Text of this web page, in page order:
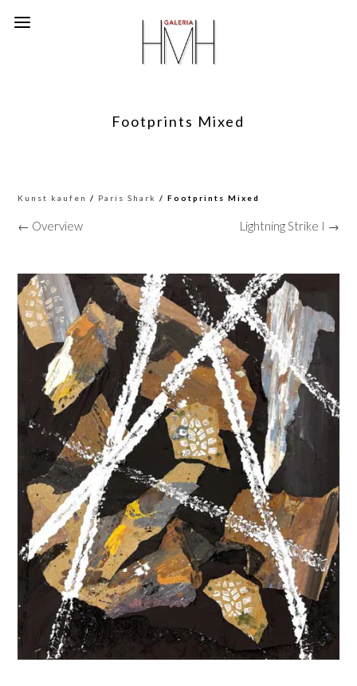
Footprints Mixed
Kunst kaufen / Paris Shark / Footprints Mixed
← Overview Lightning Strike I →